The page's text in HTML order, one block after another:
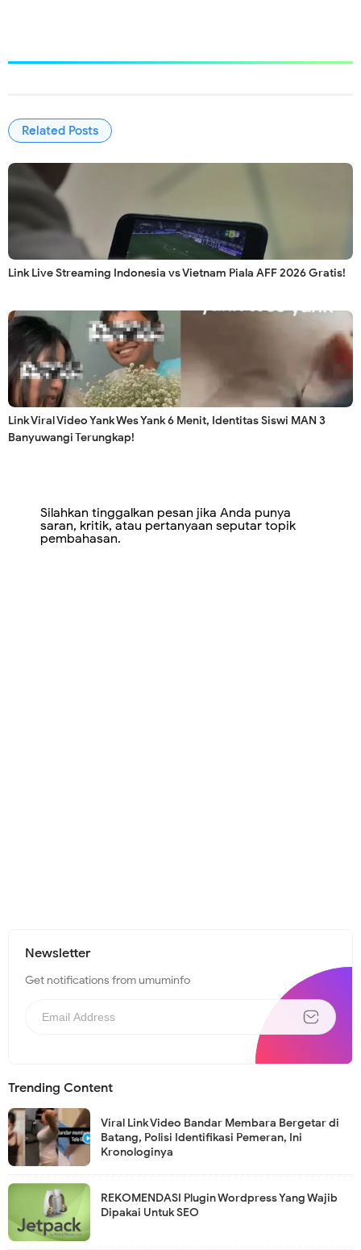
Related Posts
Link Live Streaming Indonesia vs Vietnam Piala AFF 2026 Gratis!
Link Viral Video Yank Wes Yank 6 Menit, Identitas Siswi MAN 3
Banyuwangi Terungkap!
Silahkan tinggalkan pesan jika Anda punya
saran, kritik, atau pertanyaan seputar topik
pembahasan.
Newsletter
Get notifications from umuminfo
Trending Content
Viral Link Video Bandar Membara Bergetar di
Batang, Polisi Identifikasi Pemeran, Ini
Kronologinya
REKOMENDASI Plugin Wordpress Yang Wajib
Dipakai Untuk SEO